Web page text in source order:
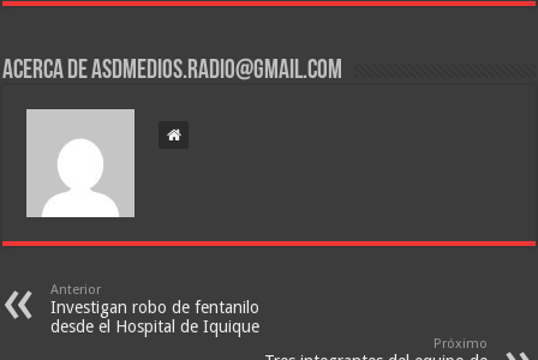
Acerca de asdmedios.radio@gmail.com
Anterior
Investigan robo de fentanilo
desde el Hospital de Iquique
Próximo